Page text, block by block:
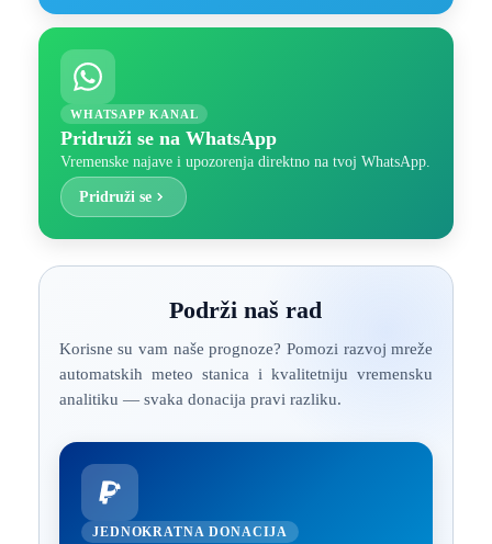
WHATSAPP KANAL
Pridruži se na WhatsApp
Vremenske najave i upozorenja direktno na tvoj WhatsApp.
Pridruži se
Podrži naš rad
Korisne su vam naše prognoze? Pomozi razvoj mreže
automatskih meteo stanica i kvalitetniju vremensku
analitiku — svaka donacija pravi razliku.
JEDNOKRATNA DONACIJA